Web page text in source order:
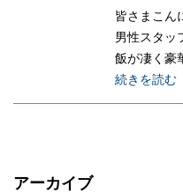
皆さまこん
男性スタ
飯が凄く豪
続きを読む
アーカイブ